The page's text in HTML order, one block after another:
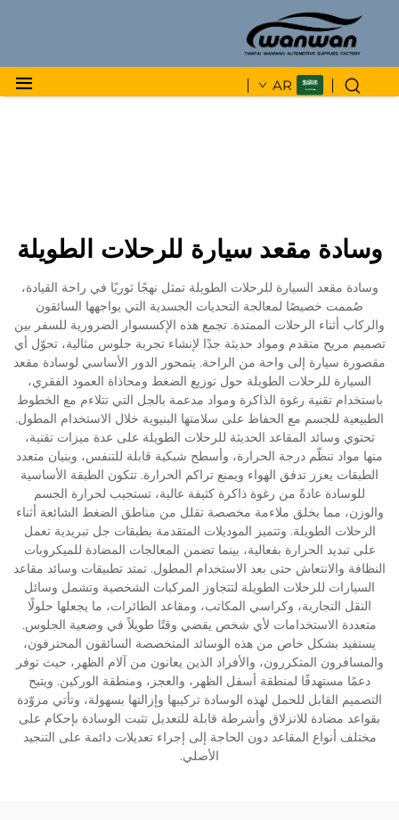
AR
وسادة مقعد سيارة للرحلات الطويلة
وسادة مقعد السيارة للرحلات الطويلة تمثل نهجًا ثوريًا في راحة القيادة،
صُممت خصيصًا لمعالجة التحديات الجسدية التي يواجهها السائقون
والركاب أثناء الرحلات الممتدة. تجمع هذه الإكسسوار الضرورية للسفر بين
تصميم مريح متقدم ومواد حديثة جدًا لإنشاء تجربة جلوس مثالية، تحوّل أي
مقصورة سيارة إلى واحة من الراحة. يتمحور الدور الأساسي لوسادة مقعد
السيارة للرحلات الطويلة حول توزيع الضغط ومحاذاة العمود الفقري،
باستخدام تقنية رغوة الذاكرة ومواد مدعمة بالجل التي تتلاءم مع الخطوط
الطبيعية للجسم مع الحفاظ على سلامتها البنيوية خلال الاستخدام المطول.
تحتوي وسائد المقاعد الحديثة للرحلات الطويلة على عدة ميزات تقنية،
منها مواد تنظّم درجة الحرارة، وأسطح شبكية قابلة للتنفس، وبنيان متعدد
الطبقات يعزز تدفق الهواء ويمنع تراكم الحرارة. تتكون الطبقة الأساسية
للوسادة عادةً من رغوة ذاكرة كثيفة عالية، تستجيب لحرارة الجسم
والوزن، مما يخلق ملاءمة مخصصة تقلل من مناطق الضغط الشائعة أثناء
الرحلات الطويلة. وتتميز الموديلات المتقدمة بطبقات جل تبريدية تعمل
على تبديد الحرارة بفعالية، بينما تضمن المعالجات المضادة للميكروبات
النظافة والانتعاش حتى بعد الاستخدام المطول. تمتد تطبيقات وسائد مقاعد
السيارات للرحلات الطويلة لتتجاوز المركبات الشخصية وتشمل وسائل
النقل التجارية، وكراسي المكاتب، ومقاعد الطائرات، ما يجعلها حلولًا
متعددة الاستخدامات لأي شخص يقضي وقتًا طويلاً في وضعية الجلوس.
يستفيد بشكل خاص من هذه الوسائد المتخصصة السائقون المحترفون،
والمسافرون المتكررون، والأفراد الذين يعانون من آلام الظهر، حيث توفر
دعمًا مستهدفًا لمنطقة أسفل الظهر، والعجز، ومنطقة الوركين. ويتيح
التصميم القابل للحمل لهذه الوسادة تركيبها وإزالتها بسهولة، وتأتي مزوّدة
بقواعد مضادة للانزلاق وأشرطة قابلة للتعديل تثبت الوسادة بإحكام على
مختلف أنواع المقاعد دون الحاجة إلى إجراء تعديلات دائمة على التنجيد
الأصلي.